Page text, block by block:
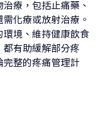
療，包括止痛藥、
化療或放射治療。
環境、維持健康飲食
都有助緩解部分疼
完整的疼痛管理計